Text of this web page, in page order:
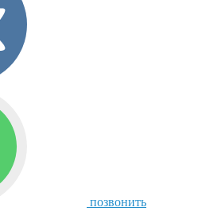
позвонить